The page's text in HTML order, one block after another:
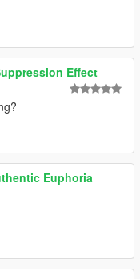
Effect
Euphoria